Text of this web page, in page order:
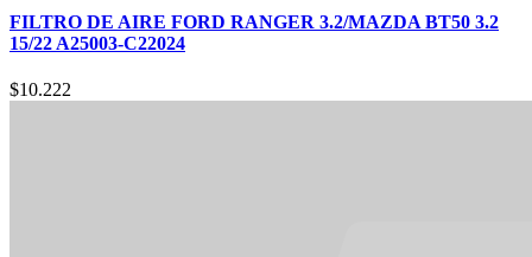
FILTRO DE AIRE FORD RANGER 3.2/MAZDA BT50 3.2
15/22 A25003-C22024
$10.222